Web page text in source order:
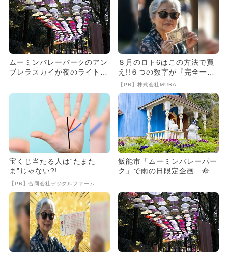
ムーミンバレーパークのアン
ブレラスカイが夜のライトア
８月のロト6はこの方法で買
え!!６つの数字が『完全一
致』する方法
【PR】株式会社MURA
宝くじ当たる人は“たまた
ま”じゃない?!
【PR】合同会社デジタルファーム
飯能市「ムーミンバレーパー
ク」で雨の日限定企画 傘ア